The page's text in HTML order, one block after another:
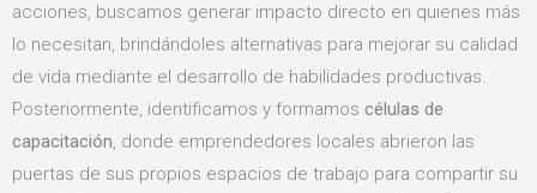
acciones, buscamos generar impacto directo en quienes más
lo necesitan, brindándoles alternativas para mejorar su calidad
de vida mediante el desarrollo de habilidades productivas.
Posteriormente, identificamos y formamos células de
capacitación, donde emprendedores locales abrieron las
puertas de sus propios espacios de trabajo para compartir su